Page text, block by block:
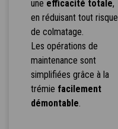
une efficacité totale,
en réduisant tout risque
de colmatage.
Les opérations de
maintenance sont
simplifiées grâce à la
trémie facilement
démontable.